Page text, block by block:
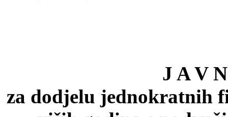
J A V
za dodjelu jednokratnih